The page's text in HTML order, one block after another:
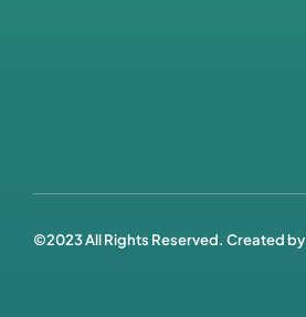
©2023 All Rights Reserved. Created by